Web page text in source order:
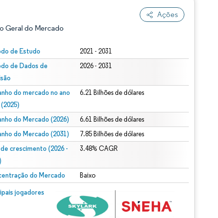
Ações
Geral do Mercado
de Estudo 2021 - 2031
de Dados de
2026 - 2031
do mercado no ano
6.21 Bilhões de dólares
do Mercado (2026) 6.61 Bilhões de dólares
do Mercado (2031) 7.85 Bilhões de dólares
de crescimento (2026 -
3.48% CAGR
do Mercado Baixo
jogadores
© Mordor Intelligence. O reuso requer atribuição conforme CC BY 4.0.
conforme CC BY 4.0.